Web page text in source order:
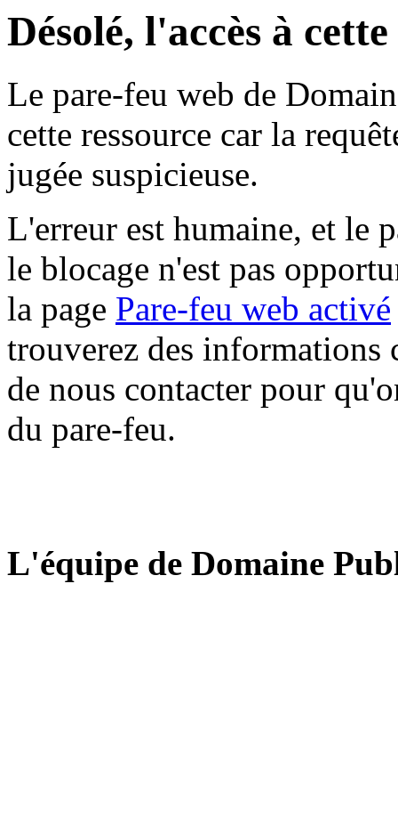
Désolé, l'accès à
Le pare-feu web de
cette ressource car la
jugée suspicieuse.
L'erreur est humaine, et le
le blocage n'est pas
la page Pare-feu web activé
trouverez des informations
de nous contacter pour
du pare-feu.
L'équipe de Domaine